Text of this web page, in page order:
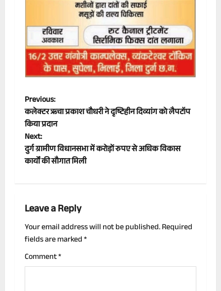
P
o
s
t
a
v
i
g
Previous:
कलेक्टर ऋचा प्रकाश चौधरी ने दृष्टिहीन दिव्यांग को लैपटॉप
किया प्रदान
Next:
दुर्ग ग्रामीण विधानसभा में करोड़ों रुपए से अधिक विकास
कार्यों की सौगात मिली
Leave a Reply
Your email address will not be published.Required
fields are marked*
Comment*